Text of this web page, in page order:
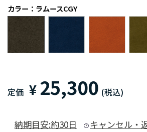
カラー：ラムースCGY
定価 ¥ 25,300 (税込)
納期目安:約30日 キャンセル・